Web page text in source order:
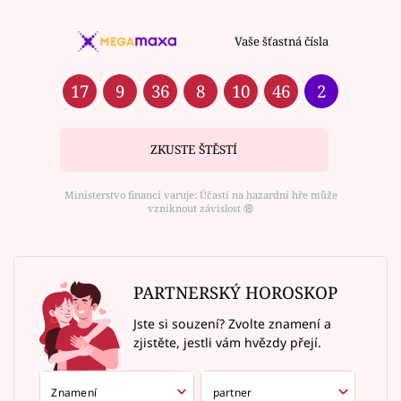
Vaše šťastná čísla
17 9 36 8 10 46 2
ZKUSTE ŠTĚSTÍ
Ministerstvo financí varuje: Účastí na hazardní hře může
vzniknout závislost ⑱
PARTNERSKÝ HOROSKOP
Jste si souzení? Zvolte znamení a
zjistěte, jestli vám hvězdy přejí.